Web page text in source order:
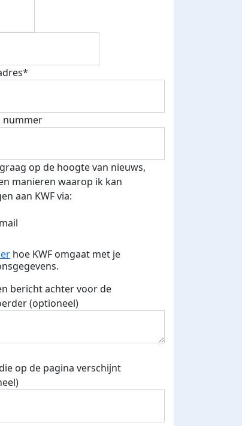
nummer
op de hoogte van nieuws,
manieren waarop ik kan
aan KWF via:
hoe KWF omgaat met je
bericht achter voor de
(optioneel)
op de pagina verschijnt